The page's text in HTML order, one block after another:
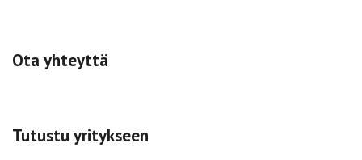
Ota yhteyttä
Tutustu yritykseen